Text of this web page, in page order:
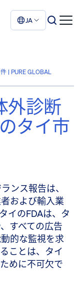
JA
| PURE GLOBAL
外診断
タイ市
ンス報告は、
および輸入業
イのFDAは、タ
すべての広告
的な監視を求
ことは、タイ
めに不可欠で